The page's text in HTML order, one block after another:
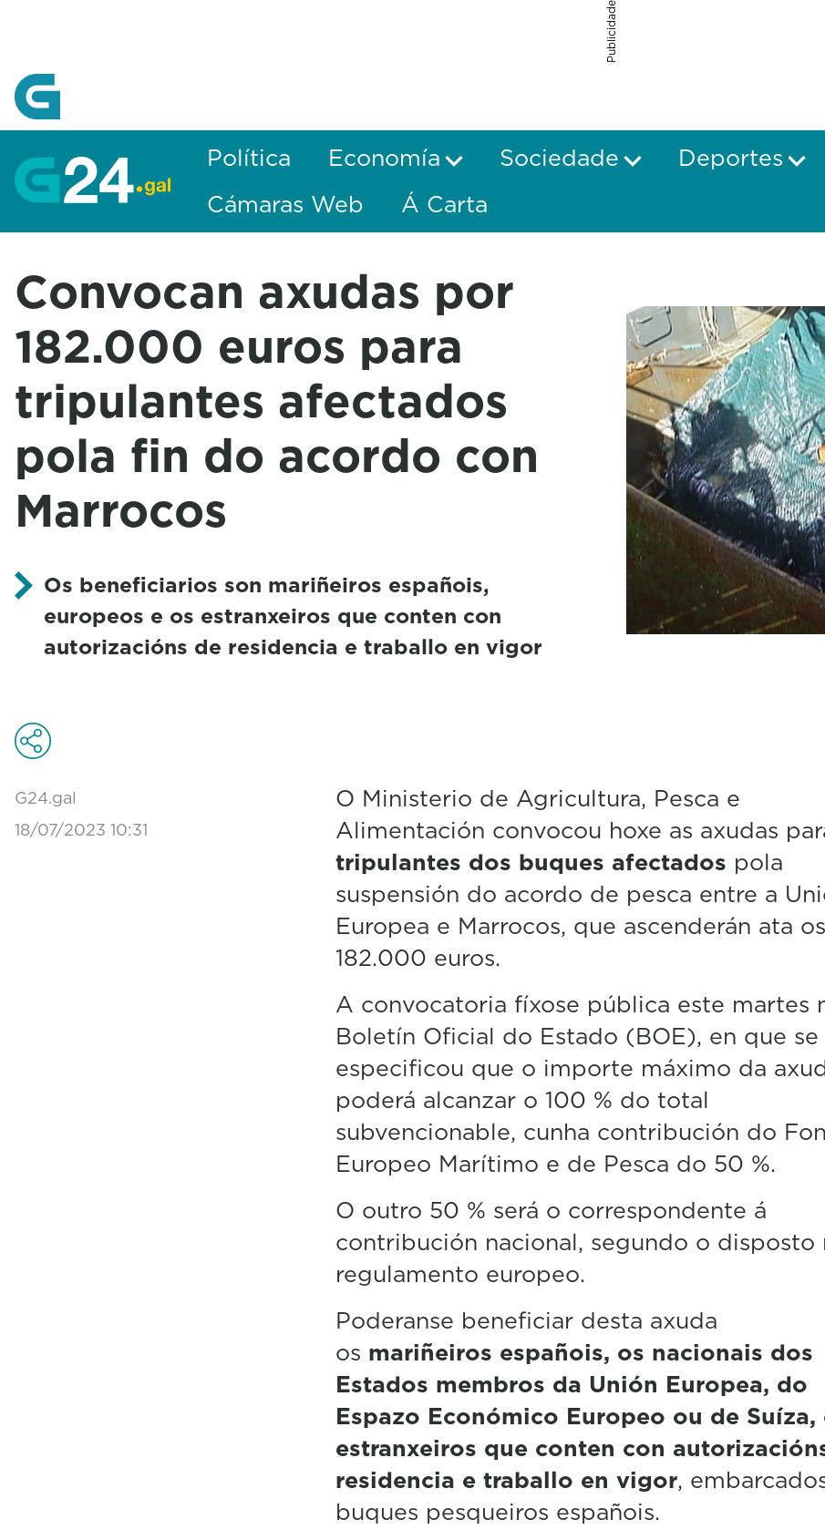
Publicidade
Política Economía Sociedade Deportes
Cámaras Web
Á Carta
Convocan axudas por
182.000 euros para
tripulantes afectados
pola fin do acordo con
Marrocos
Os beneficiarios son mariñeiros españois,
europeos e os estranxeiros que conten con
autorizacións de residencia e traballo en vigor
G24.gal
18/07/2023 10:31
O Ministerio de Agricultura, Pesca e
Alimentación convocou hoxe as axudas
tripulantes dos buques afectados pola
suspensión do acordo de pesca entre a
Europea e Marrocos, que ascenderán ata os
182.000 euros.
A convocatoria fíxose pública este martes
Boletín Oficial do Estado (BOE), en que se
especificou que o importe máximo da
poderá alcanzar o 100 % do total
subvencionable, cunha contribución do
Europeo Marítimo e de Pesca do 50 %.
O outro 50 % será o correspondente á
contribución nacional, segundo o disposto
regulamento europeo.
Poderanse beneficiar desta axuda
os mariñeiros españois, os nacionais dos
Estados membros da Unión Europea, do
Espazo Económico Europeo ou de Suíza,
estranxeiros que conten con
residencia e traballo en vigor,
buques pesqueiros españois.